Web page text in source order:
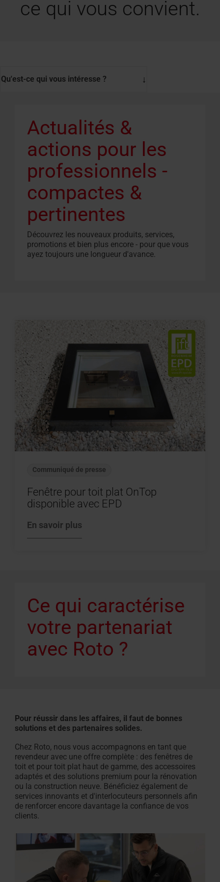
Équipement des fenêtres de toit
ce qui vous convient.
Qu'est-ce qui vous intéresse ?
Actualités &
actions pour les
professionnels -
compactes &
pertinentes
Découvrez les nouveaux produits, services,
promotions et bien plus encore - pour que vous
ayez toujours une longueur d'avance.
Communiqué de presse
Fenêtre pour toit plat OnTop
disponible avec EPD
En savoir plus
Ce qui caractérise
votre partenariat
avec Roto ?
Pour réussir dans les affaires, il faut de bonnes
solutions et des partenaires solides.
Chez Roto, nous vous accompagnons en tant que
revendeur avec une offre complète : des fenêtres de
toit et pour toit plat haut de gamme, des accessoires
adaptés et des solutions premium pour la rénovation
ou la construction neuve. Bénéficiez également de
services innovants et d'interlocuteurs personnels afin
de renforcer encore davantage la confiance de vos
clients.